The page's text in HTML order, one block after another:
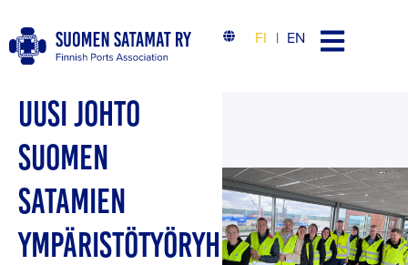
FI EN
UUSI JOHTO
SUOMEN
SATAMIEN
YMPÄRISTÖTYÖRYHMÄÄN